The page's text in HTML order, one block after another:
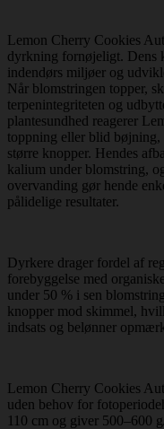
Lemon Cherry Cookies
dyrkning fornøjeligt. Dens
indendørs miljøer og
Når blomstringen topper,
terpenintegriteten og
plantesundhed reagerer
toppning eller blid
større knopper. Hendes
kalium under blomstring,
overvanding gør hende
pålidelige resultater.
Dyrkere drager fordel af
forebyggelse med
under 50 % i sen
knopper mod skimmel,
indsats og belønner
Lemon Cherry Cookies
uden behov for
110 cm og giver 500–600